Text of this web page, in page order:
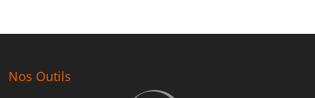
Nos Outils